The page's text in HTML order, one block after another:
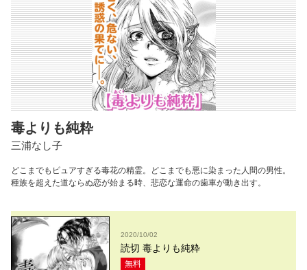
毒よりも純粋
三浦なし子
どこまでもピュアすぎる毒花の精霊。どこまでも悪に染まった人間の男性。
種族を超えた道ならぬ恋が始まる時、悲恋な運命の歯車が動き出す。
2020/10/02
読切 毒よりも純粋
無料